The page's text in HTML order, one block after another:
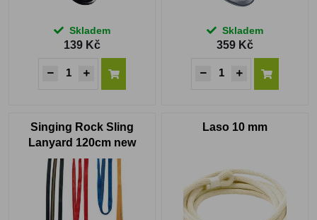
Skladem
139 Kč
Skladem
359 Kč
Singing Rock Sling
Lanyard 120cm new
smyčka
Laso 10 mm